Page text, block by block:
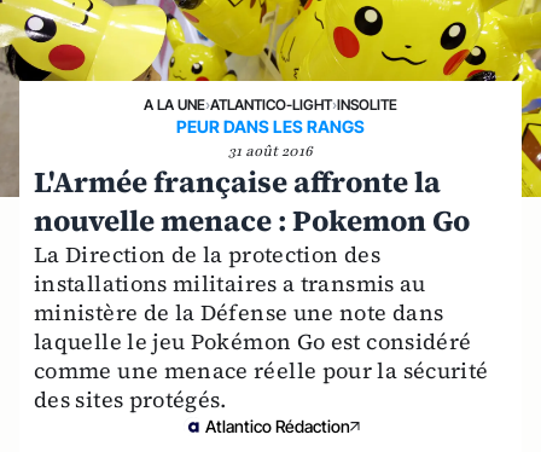
A LA UNE›ATLANTICO-LIGHT›INSOLITE
PEUR DANS LES RANGS
31 août 2016
L'Armée française affronte la
nouvelle menace : Pokemon Go
La Direction de la protection des
installations militaires a transmis au
ministère de la Défense une note dans
laquelle le jeu Pokémon Go est considéré
comme une menace réelle pour la sécurité
des sites protégés.
Atlantico Rédaction